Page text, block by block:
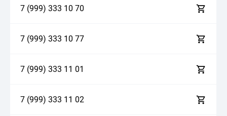
7 (999) 333 10 70
7 (999) 333 10 77
7 (999) 333 1 1 01
7 (999) 333 1 1 02